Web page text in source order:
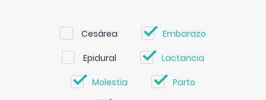
Cesárea Embarazo
Epidural Lactancia
Molestia Parto